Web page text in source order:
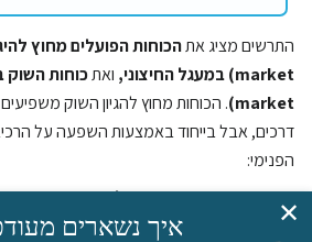
התרשים מציג את
market) במעגל החיצוני,
ואת
market) . הכוחות מחוץ להגיון השוק
דרכים, אבל בייחוד באמצעות השפעה על
הפנימי:
תרבות, דמוגרפיה ופעילות חברה
התנהלות הלקוחות(ובעקיפין גם על
✕ איך נשארים